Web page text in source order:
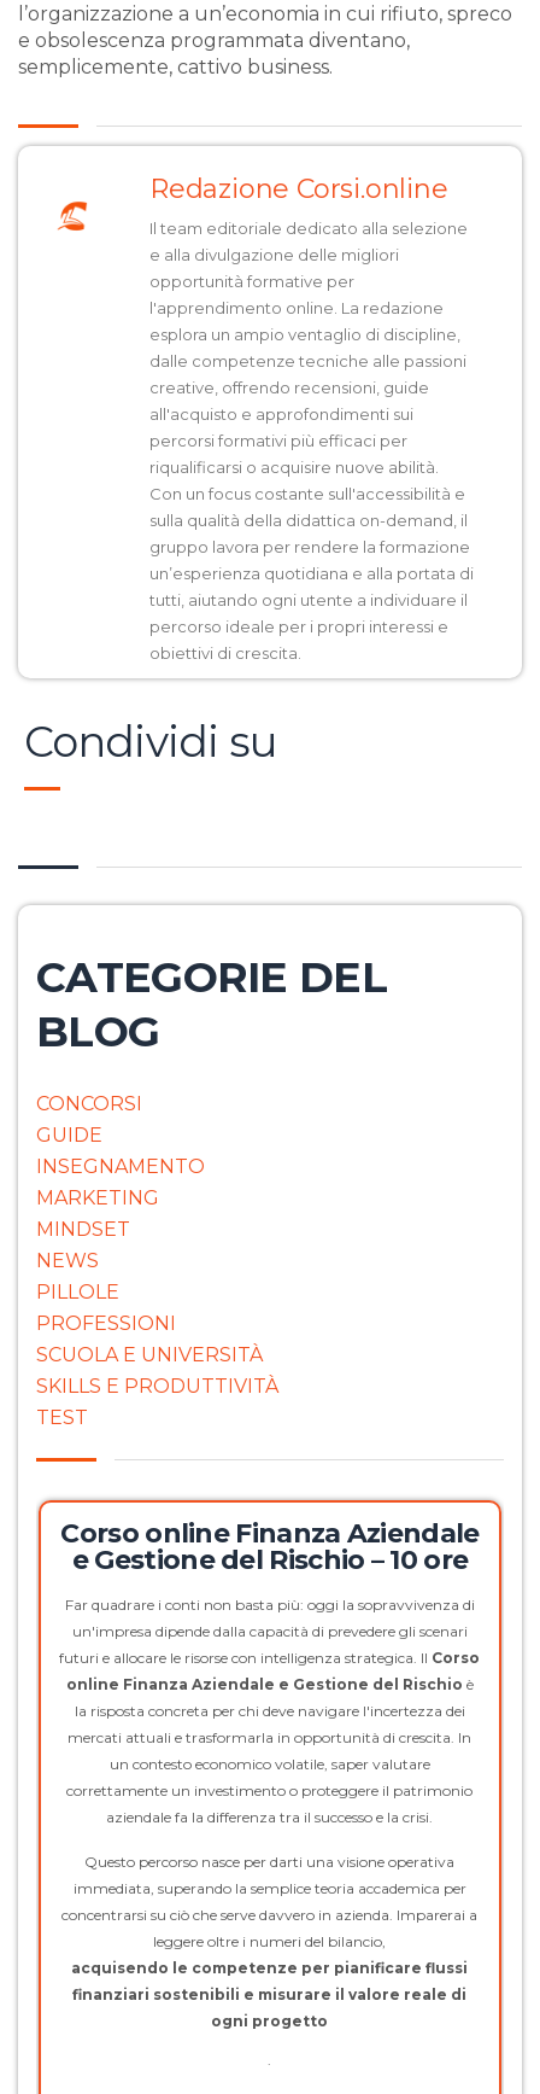
l’organizzazione a un’economia in cui rifiuto, spreco
e obsolescenza programmata diventano,
semplicemente, cattivo business.
Redazione Corsi.online
Il team editoriale dedicato alla selezione
e alla divulgazione delle migliori
opportunità formative per
l'apprendimento online. La redazione
esplora un ampio ventaglio di discipline,
dalle competenze tecniche alle passioni
creative, offrendo recensioni, guide
all'acquisto e approfondimenti sui
percorsi formativi più efficaci per
riqualificarsi o acquisire nuove abilità.
Con un focus costante sull'accessibilità e
sulla qualità della didattica on-demand, il
gruppo lavora per rendere la formazione
un’esperienza quotidiana e alla portata di
tutti, aiutando ogni utente a individuare il
percorso ideale per i propri interessi e
obiettivi di crescita.
Condividi su
CATEGORIE DEL
BLOG
CONCORSI
GUIDE
INSEGNAMENTO
MARKETING
MINDSET
NEWS
PILLOLE
PROFESSIONI
SCUOLA E UNIVERSITÀ
SKILLS E PRODUTTIVITÀ
TEST
Corso online Finanza Aziendale
e Gestione del Rischio – 10 ore
Far quadrare i conti non basta più: oggi la sopravvivenza di
un'impresa dipende dalla capacità di prevedere gli scenari
futuri e allocare le risorse con intelligenza strategica. Il Corso
online Finanza Aziendale e Gestione del Rischio è
la risposta concreta per chi deve navigare l'incertezza dei
mercati attuali e trasformarla in opportunità di crescita. In
un contesto economico volatile, saper valutare
correttamente un investimento o proteggere il patrimonio
aziendale fa la differenza tra il successo e la crisi.
Questo percorso nasce per darti una visione operativa
immediata, superando la semplice teoria accademica per
concentrarsi su ciò che serve davvero in azienda. Imparerai a
leggere oltre i numeri del bilancio,
acquisendo le competenze per pianificare flussi
finanziari sostenibili e misurare il valore reale di
ogni progetto
.